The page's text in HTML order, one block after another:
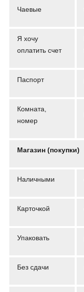
Чаевые
Я хочу
оплатить счет
Паспорт
Комната,
номер
Магазин (покупки)
Наличными
Карточкой
Упаковать
Без сдачи